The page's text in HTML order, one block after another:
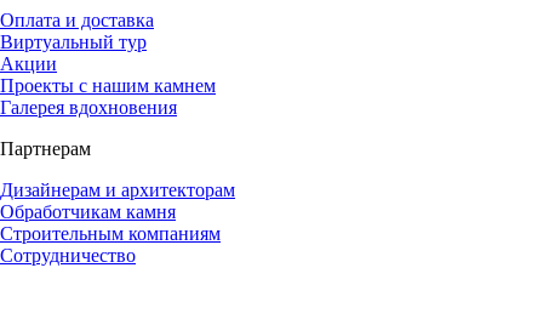
Оплата и доставка
Виртуальный тур
Акции
Проекты с нашим камнем
Галерея вдохновения
Партнерам
Дизайнерам и архитекторам
Обработчикам камня
Строительным компаниям
Сотрудничество